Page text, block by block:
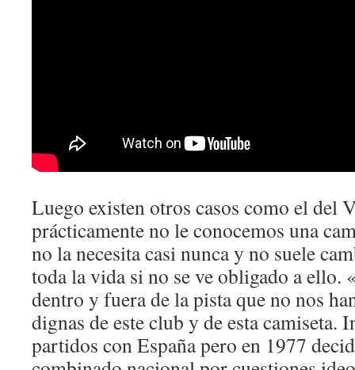
Luego existen otros casos como el del
prácticamente no le conocemos una
no la necesita casi nunca y no suele
toda la vida si no se ve obligado a ello.
dentro y fuera de la pista que no nos
dignas de este club y de esta camiseta.
partidos con España pero en 1977